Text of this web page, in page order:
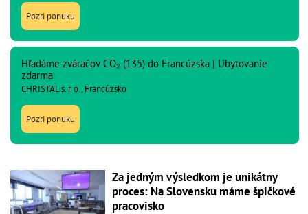
Pozri ponuku
Hľadáme zváračov CO₂ (135) do Francúzska | Ubytovanie
zdarma
CHRISTAL s. r. o., Francúzsko
Pozri ponuku
Za jedným výsledkom je unikátny
proces: Na Slovensku máme špičkové
pracovisko